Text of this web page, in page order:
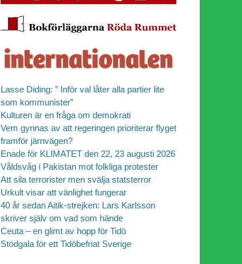
Lasse Diding: ” Inför val låter alla partier lite
som kommunister”
Kulturen är en fråga om demokrati
Vem gynnas av att regeringen prioriterar flyget
framför järnvägen?
Enade för KLIMATET den 22, 23 augusti 2026
Våldsvåg i Pakistan mot folkliga protester
Att sila terrorister men svälja statsterror
Urkult visar att vänlighet fungerar
40 år sedan Aitik-strejken: Lars Karlsson
skriver själv om vad som hände
Ceuta – en glimt av hopp för Tidö
Stödgala för ett Tidöbefriat Sverige